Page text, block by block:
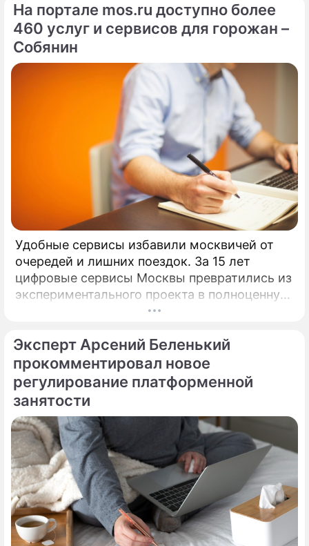
На портале mos.ru доступно более
460 услуг и сервисов для горожан –
Собянин
Удобные сервисы избавили москвичей от
очередей и лишних поездок. За 15 лет
цифровые сервисы Москвы превратились из
экспериментального проекта в полноценную
систему, без которой уже сложно
Эксперт Арсений Беленький
прокомментировал новое
регулирование платформенной
занятости